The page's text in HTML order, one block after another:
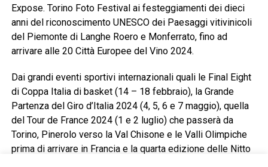
Expose. Torino Foto Festival ai festeggiamenti dei dieci
anni del riconoscimento UNESCO dei Paesaggi vitivinicoli
del Piemonte di Langhe Roero e Monferrato, fino ad
arrivare alle 20 Città Europee del Vino 2024.
Dai grandi eventi sportivi internazionali quali le Final Eight
di Coppa Italia di basket (14 – 18 febbraio), la Grande
Partenza del Giro d’Italia 2024 (4, 5, 6 e 7 maggio), quella
del Tour de France 2024 (1 e 2 luglio) che passerà da
Torino, Pinerolo verso la Val Chisone e le Valli Olimpiche
prima di arrivare in Francia e la quarta edizione delle Nitto